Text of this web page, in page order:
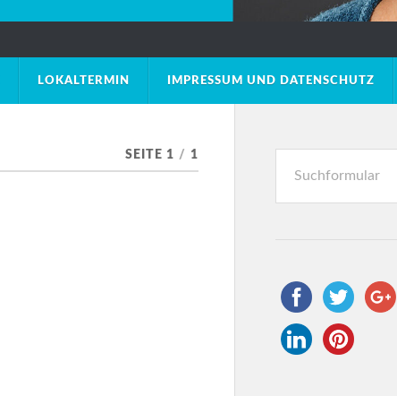
LOKALTERMIN IMPRESSUM UND DATENSCHUTZ
SEITE 1 / 1